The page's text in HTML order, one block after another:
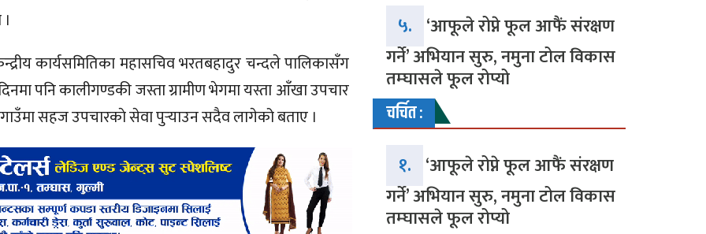
कार्यसमितिका महासचिव भरतबहादुर चन्दले पालिकासँग
पनि कालीगण्डकी जस्ता ग्रामीण भेगमा यस्ता आँखा उपचार
सहज उपचारकाे सेवा पुर्‍याउन सदैव लागेको बताए ।
५. ‘आफूले रोप्ने फूल आफैं संरक्षण
गर्ने’ अभियान सुरु, नमुना टोल विकास
तम्घासले फूल रोप्यो
चर्चित :
१. ‘आफूले रोप्ने फूल आफैं संरक्षण
गर्ने’ अभियान सुरु, नमुना टोल विकास
तम्घासले फूल रोप्यो